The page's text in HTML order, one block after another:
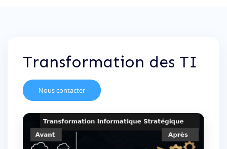
Transformation des TI
Nous contacter